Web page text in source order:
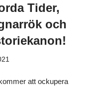
Tider,
och
att ockupera